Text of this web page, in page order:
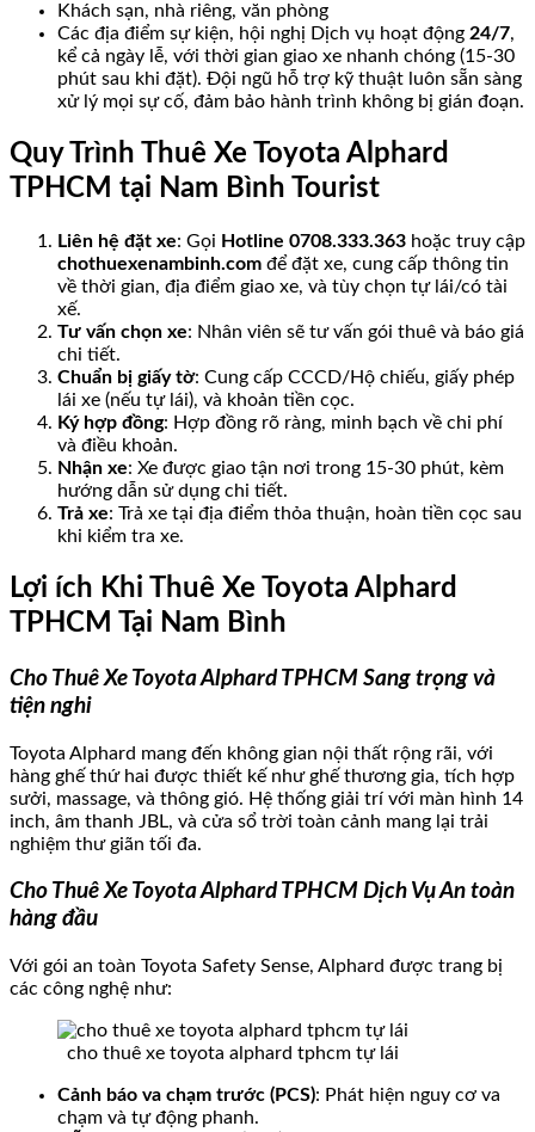
Khách sạn, nhà riêng, văn phòng
Các địa điểm sự kiện, hội nghị Dịch vụ hoạt động 24/7,
kể cả ngày lễ, với thời gian giao xe nhanh chóng (15-30
phút sau khi đặt). Đội ngũ hỗ trợ kỹ thuật luôn sẵn sàng
xử lý mọi sự cố, đảm bảo hành trình không bị gián đoạn.
Quy Trình Thuê Xe Toyota Alphard
TPHCM tại Nam Bình Tourist
Liên hệ đặt xe: Gọi Hotline 0708.333.363 hoặc truy cập
chothuexenambinh.com để đặt xe, cung cấp thông tin
về thời gian, địa điểm giao xe, và tùy chọn tự lái/có tài
xế.
Tư vấn chọn xe: Nhân viên sẽ tư vấn gói thuê và báo giá
chi tiết.
Chuẩn bị giấy tờ: Cung cấp CCCD/Hộ chiếu, giấy phép
lái xe (nếu tự lái), và khoản tiền cọc.
Ký hợp đồng: Hợp đồng rõ ràng, minh bạch về chi phí
và điều khoản.
Nhận xe: Xe được giao tận nơi trong 15-30 phút, kèm
hướng dẫn sử dụng chi tiết.
Trả xe: Trả xe tại địa điểm thỏa thuận, hoàn tiền cọc sau
khi kiểm tra xe.
Lợi ích Khi Thuê Xe Toyota Alphard
TPHCM Tại Nam Bình
Cho Thuê Xe Toyota Alphard TPHCM Sang trọng và
tiện nghi
Toyota Alphard mang đến không gian nội thất rộng rãi, với
hàng ghế thứ hai được thiết kế như ghế thương gia, tích hợp
sưởi, massage, và thông gió. Hệ thống giải trí với màn hình 14
inch, âm thanh JBL, và cửa sổ trời toàn cảnh mang lại trải
nghiệm thư giãn tối đa.
Cho Thuê Xe Toyota Alphard TPHCM Dịch Vụ An toàn
hàng đầu
Với gói an toàn Toyota Safety Sense, Alphard được trang bị
các công nghệ như:
cho thuê xe toyota alphard tphcm tự lái
Cảnh báo va chạm trước (PCS): Phát hiện nguy cơ va
chạm và tự động phanh.